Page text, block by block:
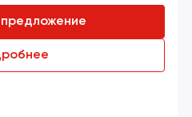
предложение